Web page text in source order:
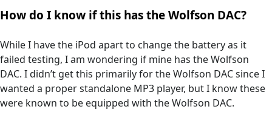
How do I know if this has the Wolfson DAC?
While I have the iPod apart to change the battery as it
failed testing, I am wondering if mine has the Wolfson
DAC. I didn’t get this primarily for the Wolfson DAC since I
wanted a proper standalone MP3 player, but I know these
were known to be equipped with the Wolfson DAC.